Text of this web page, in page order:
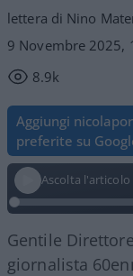
lettera di Nino
9 Novembre 2025,
8.9k
Aggiungi
preferite su
Ascolta l'articolo
Gentile
giornalista